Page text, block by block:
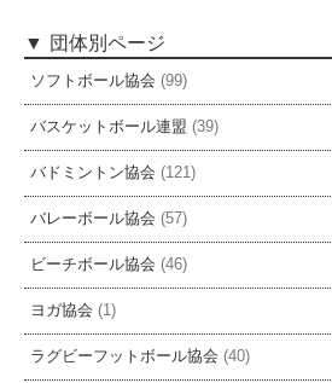
団体別ページ
ソフトボール協会 (99)
バスケットボール連盟 (39)
バドミントン協会 (121)
バレーボール協会 (57)
ビーチボール協会 (46)
ヨガ協会 (1)
ラグビーフットボール協会 (40)